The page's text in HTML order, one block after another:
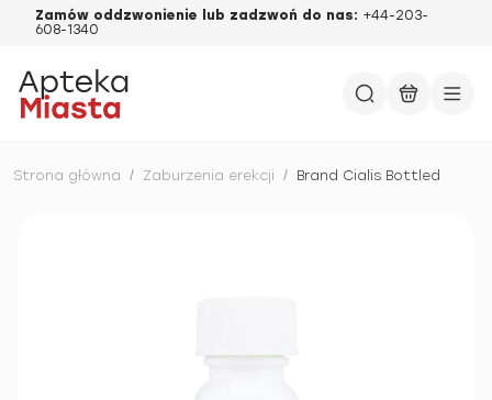
Zamów oddzwonienie lub zadzwoń do nas: +44-203-
608-1340
Strona główna / Zaburzenia erekcji / Brand Cialis Bottled